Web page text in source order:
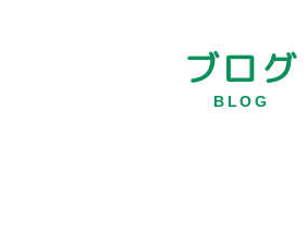
ブログ
BLOG